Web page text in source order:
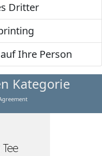
Dritter
Ihre Person
Kategorie